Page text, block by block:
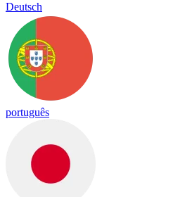
Deutsch
português